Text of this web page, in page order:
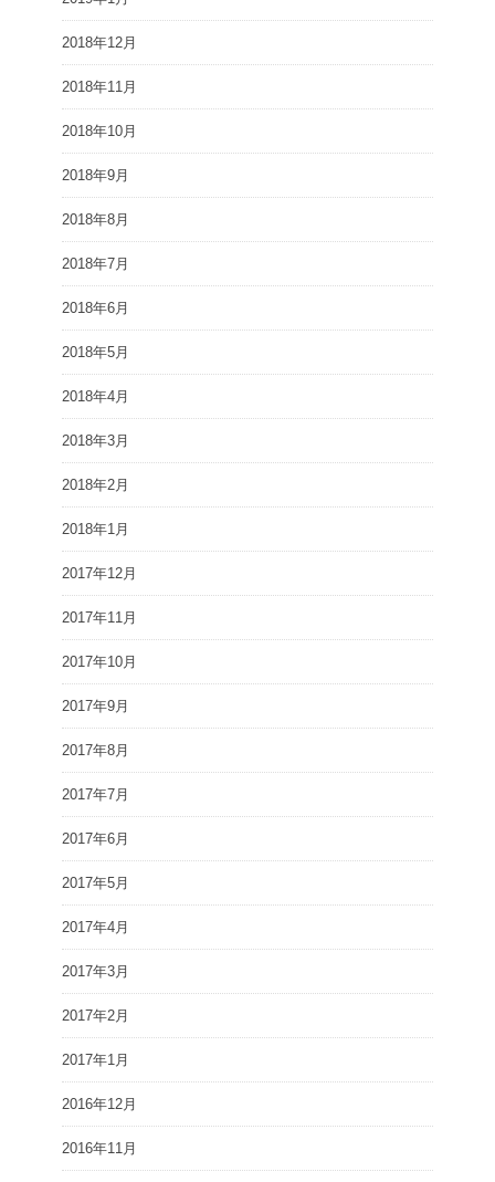
2018年12月
2018年11月
2018年10月
2018年9月
2018年8月
2018年7月
2018年6月
2018年5月
2018年4月
2018年3月
2018年2月
2018年1月
2017年12月
2017年11月
2017年10月
2017年9月
2017年8月
2017年7月
2017年6月
2017年5月
2017年4月
2017年3月
2017年2月
2017年1月
2016年12月
2016年11月